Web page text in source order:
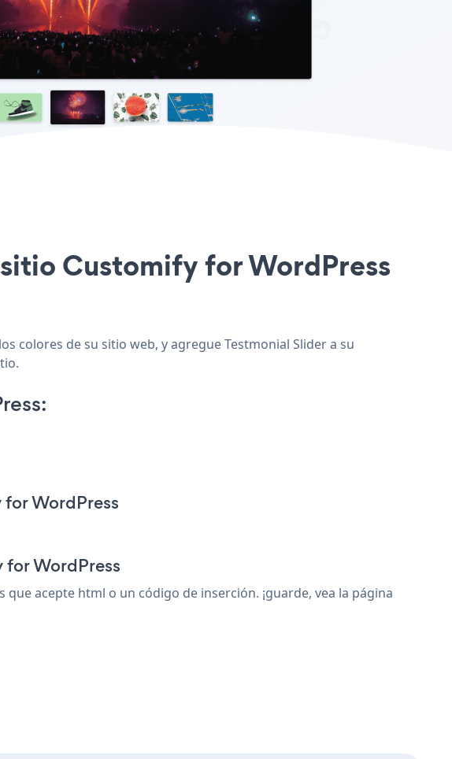
Customify for WordPress
colores de su sitio web, y agregue Testmonial Slider a su
WordPress
WordPress
acepte html o un código de inserción. ¡guarde, vea la página